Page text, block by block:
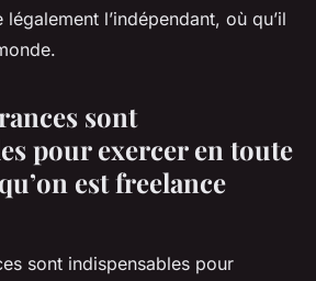
l’indépendant, où qu’il
sont
pour exercer en toute
est freelance